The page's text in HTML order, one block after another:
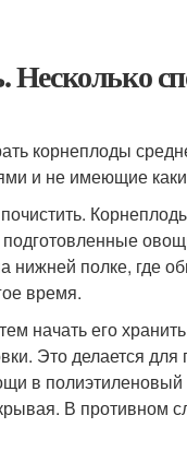
корнеплоды
и не имеющие
нижней полке, где
время.
начать его
Это делается
в
В противном